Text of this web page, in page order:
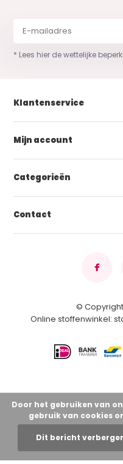
* Lees hier de wettelijke
Klantenservice
Mijn account
Categorieën
Contact
© Copyright
Online stoffenwinkel:
Door het gebruiken van
gebruik van cookies
Dit bericht